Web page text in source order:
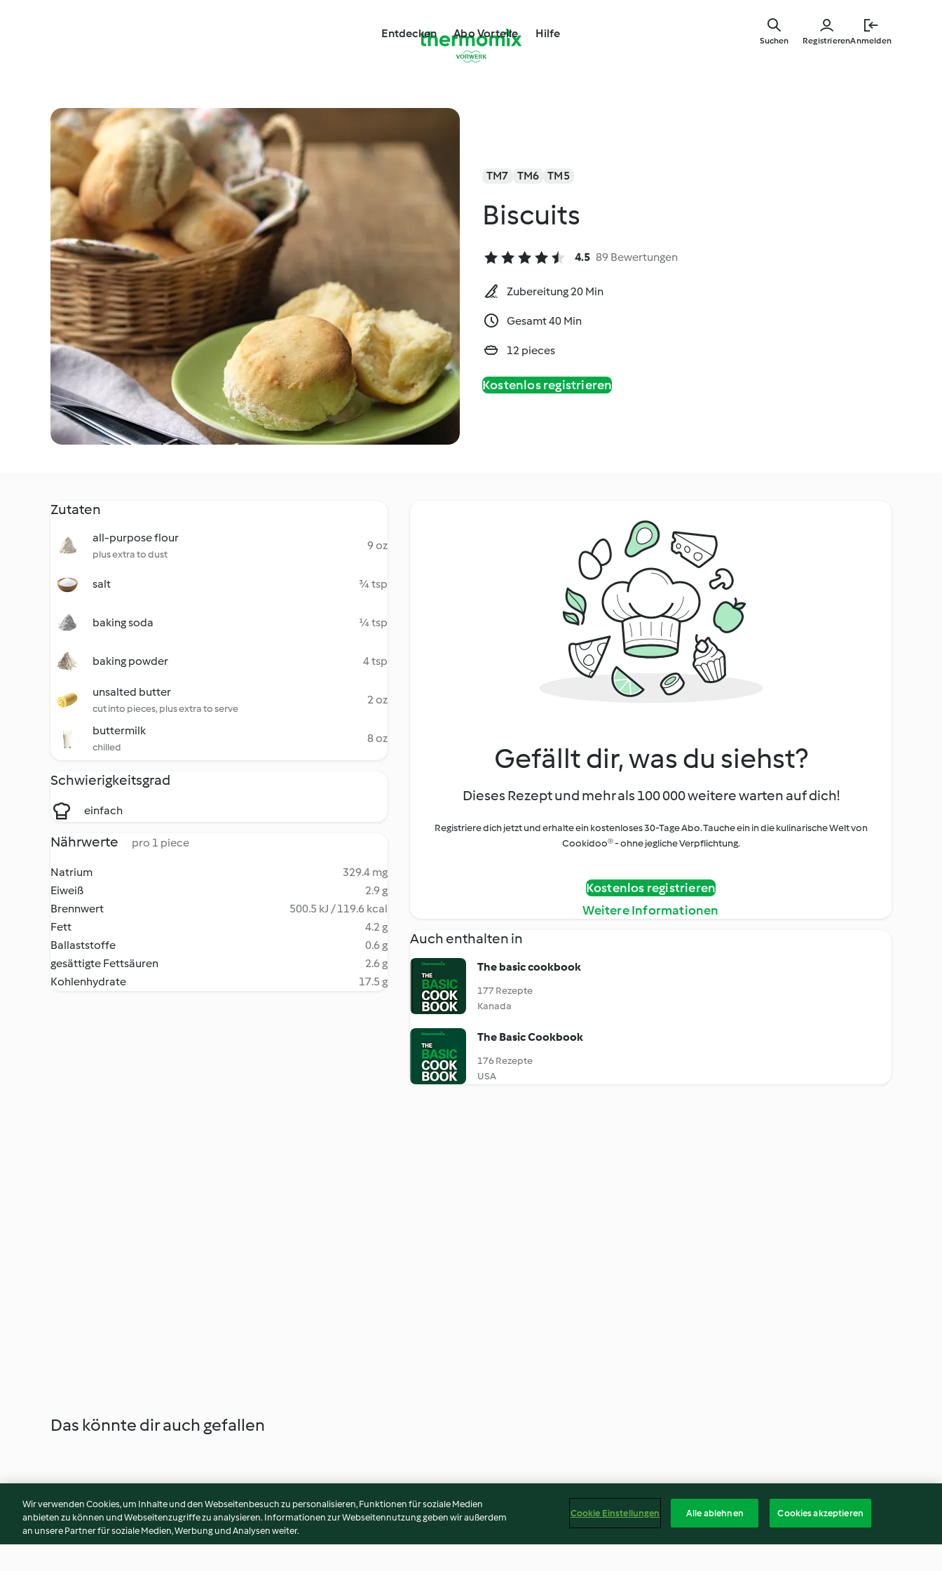
Entdecken Abo Vorteile Hilfe
RegistrierenAnmelden
Suchen
TM7 TM6 TM5
Biscuits
4.5 89 Bewertungen
Zubereitung 20 Min
Gesamt 40 Min
12 pieces
Kostenlos registrieren
Zutaten
all-purpose flour
plus extra to dust
9 oz
salt ¾ tsp
baking soda ¼ tsp
baking powder 4 tsp
unsalted butter
cut into pieces, plus extra to serve
2 oz
buttermilk
chilled
8 oz
Schwierigkeitsgrad
einfach
Nährwerte pro 1 piece
Natrium
329.4 mg
Eiweiß
2.9 g
Brennwert
500.5 kJ / 119.6 kcal
Fett
4.2 g
Ballaststoffe
0.6 g
gesättigte Fettsäuren
2.6 g
Kohlenhydrate
17.5 g
Gefällt dir, was du siehst?
Dieses Rezept und mehr als 100 000 weitere warten auf dich!
Registriere dich jetzt und erhalte ein kostenloses 30-Tage Abo. Tauche ein in die kulinarische Welt von
Cookidoo® - ohne jegliche Verpflichtung.
Kostenlos registrieren
Weitere Informationen
Auch enthalten in
The basic cookbook
177 Rezepte
Kanada
The Basic Cookbook
176 Rezepte
USA
Das könnte dir auch gefallen
Wir verwenden Cookies, um Inhalte und den Webseitenbesuch zu personalisieren, Funktionen für soziale Medien
anbieten zu können und Webseitenzugriffe zu analysieren. Informationen zur Webseitennutzung geben wir außerdem
an unsere Partner für soziale Medien, Werbung und Analysen weiter.
Cookie Einstellungen Alle ablehnen Cookies akzeptieren